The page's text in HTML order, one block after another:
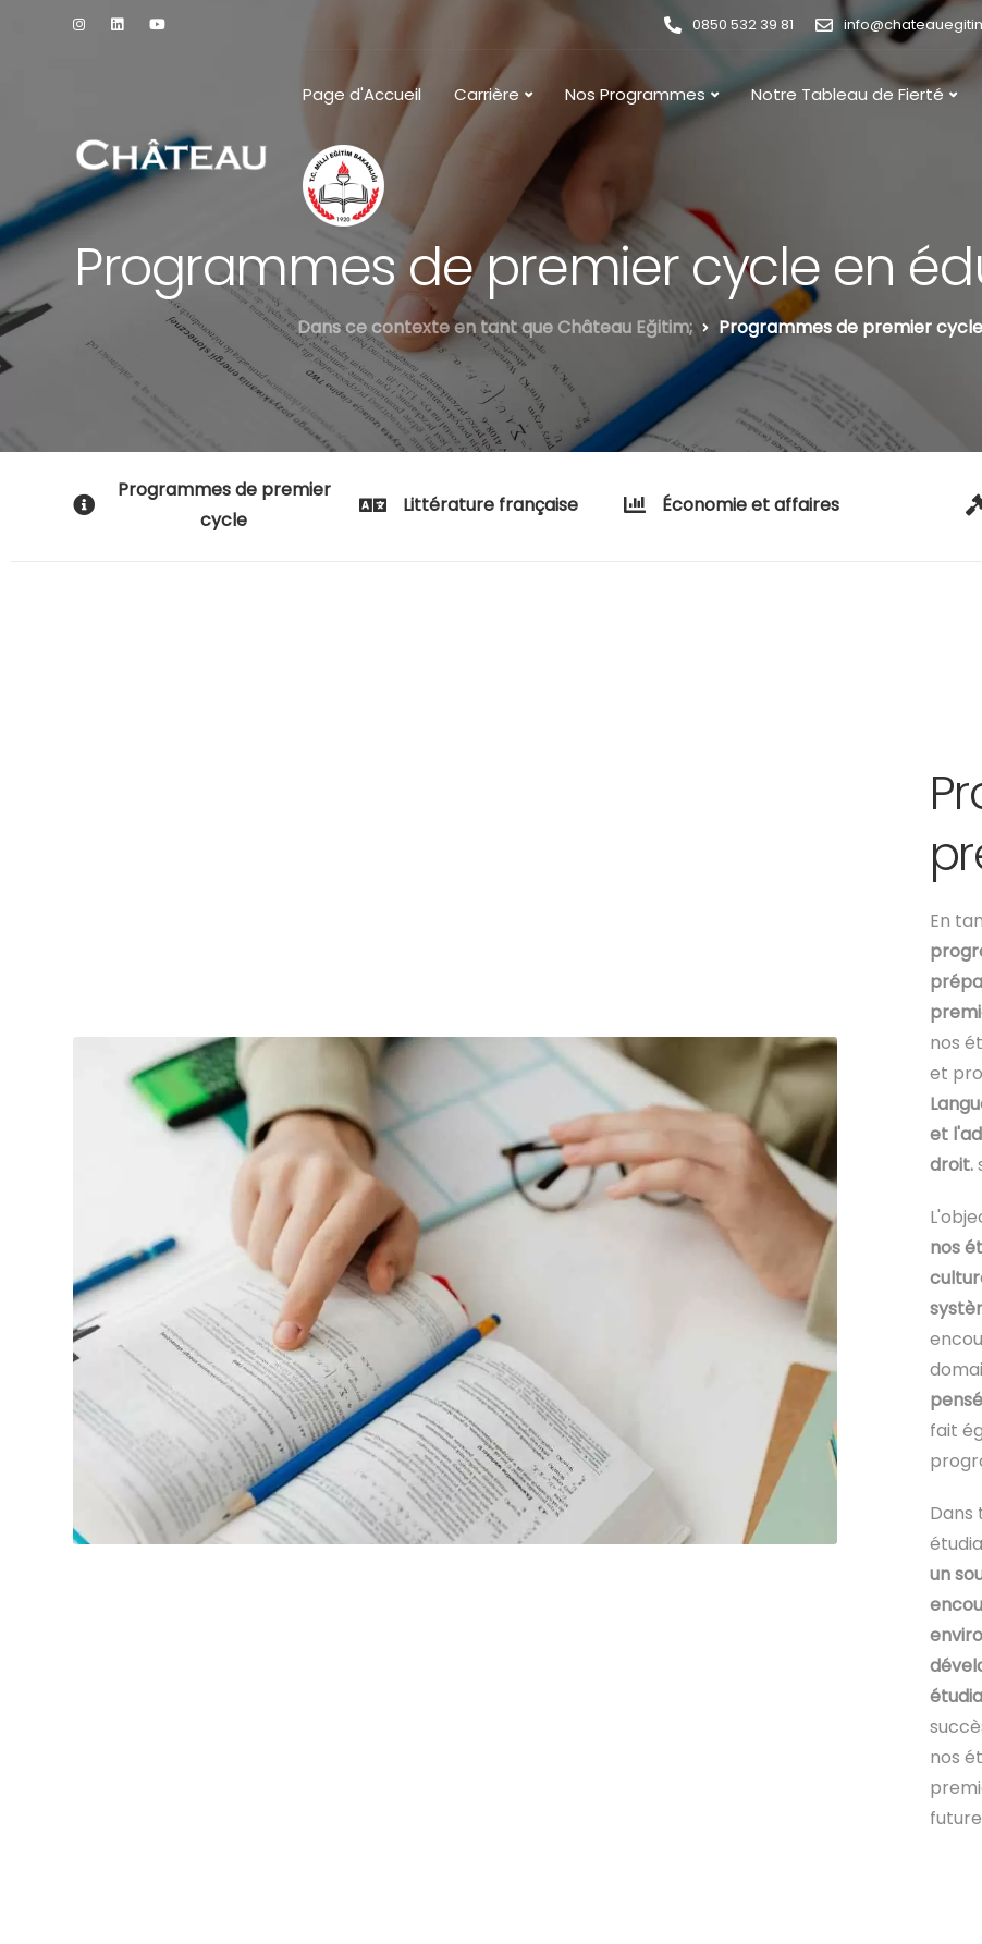
0850 532 39 81
Page d'Accueil Carrière Nos Programmes Notre Tableau de Fierté
Programmes de premier cycle en
Dans ce contexte en tant que Château Eğitim; Programmes de premier cycle
Programmes de premier
cycle
Littérature française Économie et affaires
En
nos
et
et
droit.
nos
fait
Dans
un
nos